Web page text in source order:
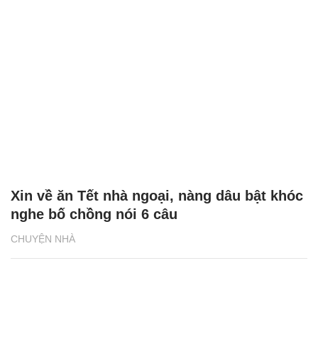
CHUYỆN NHÀ
Xin về ăn Tết nhà ngoại, nàng dâu bật khóc
nghe bố chồng nói 6 câu